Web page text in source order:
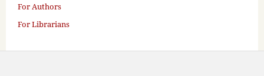
For Authors
For Librarians